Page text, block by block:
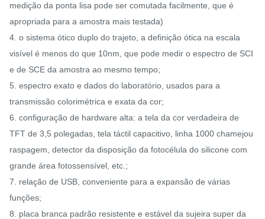
medição da ponta lisa pode ser comutada facilmente, que é
apropriada para a amostra mais testada)
4. o sistema ótico duplo do trajeto, a definição ótica na escala
visível é menos do que 10nm, que pode medir o espectro de SCI
e de SCE da amostra ao mesmo tempo;
5. espectro exato e dados do laboratório, usados para a
transmissão colorimétrica e exata da cor;
6. configuração de hardware alta: a tela da cor verdadeira de
TFT de 3,5 polegadas, tela táctil capacitivo, linha 1000 chamejou
raspagem, detector da disposição da fotocélula do silicone com
grande área fotossensível, etc.;
7. relação de USB, conveniente para a expansão de várias
funções;
8. placa branca padrão resistente e estável da sujeira super da